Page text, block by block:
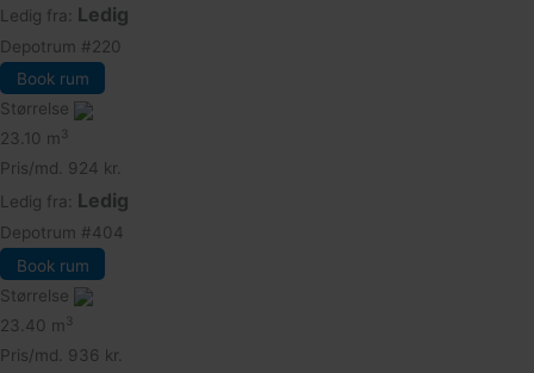
Ledig fra: Ledig
Depotrum #220
Book rum
Størrelse
23.10 m3
Pris/md. 924 kr.
Ledig fra: Ledig
Depotrum #404
Book rum
Størrelse
23.40 m3
Pris/md.
936 kr.